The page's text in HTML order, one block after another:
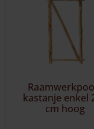
meerdere
worden
opkastanje enkel
cm hoog